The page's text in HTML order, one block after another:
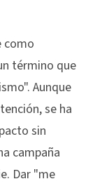
como
término que
Aunque
se ha
sin
campaña
Dar "me